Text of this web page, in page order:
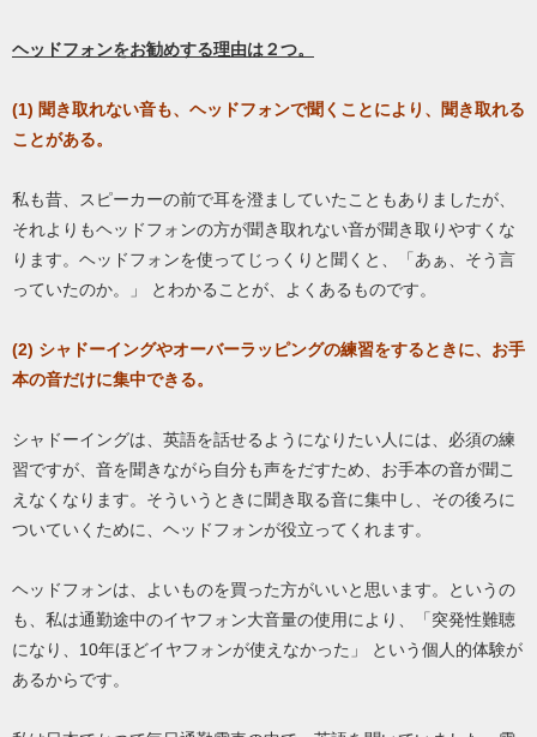
ヘッドフォンをお勧めする理由は２つ。
(1) 聞き取れない音も、ヘッドフォンで聞くことにより、聞き取れる
ことがある。
私も昔、スピーカーの前で耳を澄ましていたこともありましたが、
それよりもヘッドフォンの方が聞き取れない音が聞き取りやすくな
ります。ヘッドフォンを使ってじっくりと聞くと、「あぁ、そう言
っていたのか。」 とわかることが、よくあるものです。
(2) シャドーイングやオーバーラッピングの練習をするときに、お手
本の音だけに集中できる。
シャドーイングは、英語を話せるようになりたい人には、必須の練
習ですが、音を聞きながら自分も声をだすため、お手本の音が聞こ
えなくなります。そういうときに聞き取る音に集中し、その後ろに
ついていくために、ヘッドフォンが役立ってくれます。
ヘッドフォンは、よいものを買った方がいいと思います。というの
も、私は通勤途中のイヤフォン大音量の使用により、「突発性難聴
になり、10年ほどイヤフォンが使えなかった」 という個人的体験が
あるからです。